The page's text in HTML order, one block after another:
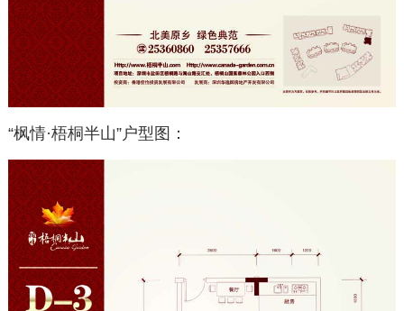
“枫情·梧桐半山”户型图：